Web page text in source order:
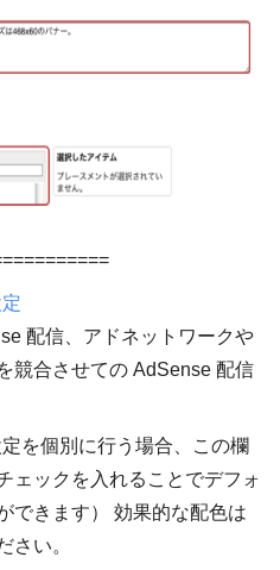
配信、アドネットワークや
競合させての AdSense 配信
を個別に行う場合、この欄
ェックを入れることでデフォ
できます） 効果的な配色は
さい。